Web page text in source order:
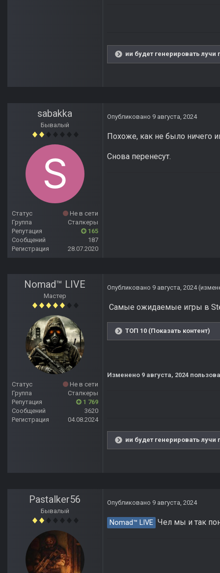
ии будет генерировать
sabakka
Бывалый
Статус
Не в сети
Группа
Сталкеры
Репутация
165
Сообщений
187
Регистрация
28.07.2020
Опубликовано 9 августа, 2024
Похоже, как не было ничего
Снова перенесут.
Nomad™ LIVE
Мастер
Статус
Не в сети
Группа
Сталкеры
Репутация
1 769
Сообщений
3620
Регистрация
04.08.2024
Опубликовано 9 августа, 2024
Самые ожидаемые игры в
ТОП 10 (Показать контент)
Изменено 9 августа, 2024
ии будет генерировать
Pastalker56
Бывалый
Опубликовано 9 августа, 2024
Nomad™ LIVE Чел мы и так